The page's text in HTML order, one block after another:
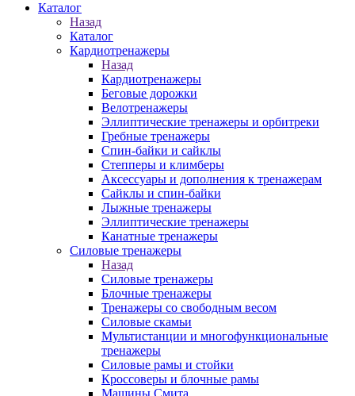
Каталог
Назад
Каталог
Кардиотренажеры
Назад
Кардиотренажеры
Беговые дорожки
Велотренажеры
Эллиптические тренажеры и орбитреки
Гребные тренажеры
Спин-байки и сайклы
Степперы и климберы
Аксессуары и дополнения к тренажерам
Сайклы и спин-байки
Лыжные тренажеры
Эллиптические тренажеры
Канатные тренажеры
Силовые тренажеры
Назад
Силовые тренажеры
Блочные тренажеры
Тренажеры со свободным весом
Силовые скамьи
Мультистанции и многофункциональные
тренажеры
Силовые рамы и стойки
Кроссоверы и блочные рамы
Машины Смита